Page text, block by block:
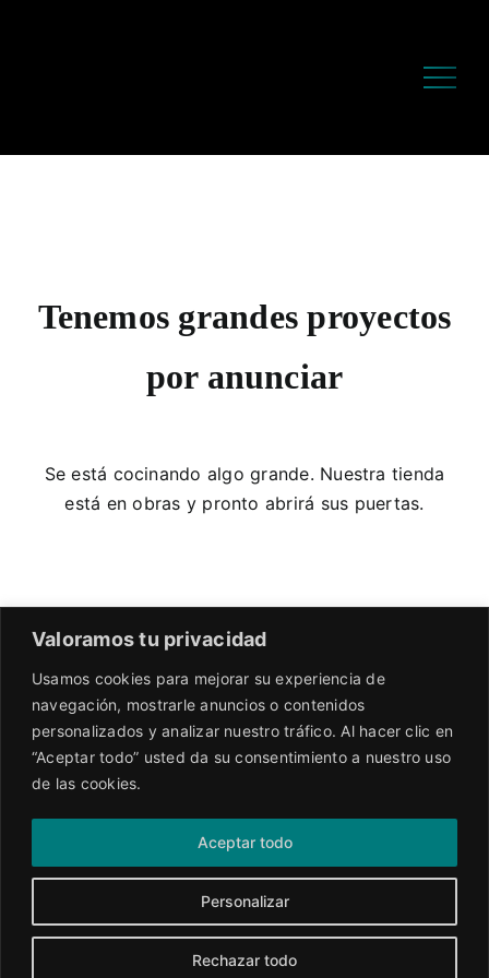
Valoramos tu privacidad
Usamos cookies para mejorar su experiencia de
navegación, mostrarle anuncios o contenidos
personalizados y analizar nuestro tráfico. Al hacer clic en
“Aceptar todo” usted da su consentimiento a nuestro uso
de las cookies.
Personalizar
Rechazar todo
Aceptar todo
Tenemos grandes proyectos
por anunciar
Se está cocinando algo grande. Nuestra tienda
está en obras y pronto abrirá sus puertas.